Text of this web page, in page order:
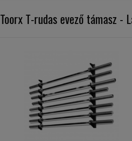
Toorx T-rudas evező támasz -